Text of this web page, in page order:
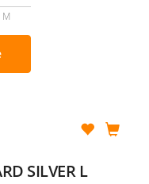
SILVER L